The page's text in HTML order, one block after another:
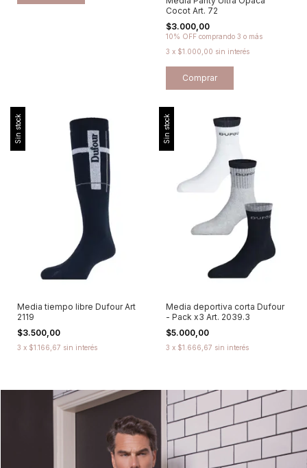
Cocot Art. 72
$3.000,00
10% OFF comprando 3 o más
3 x $1.000,00 sin interés
Comprar
Sin stock
Media tiempo libre Dufour Art
2119
$3.500,00
3 x $1.166,67 sin interés
Sin stock
Media deportiva corta Dufour
- Pack x3 Art. 2039.3
$5.000,00
3 x $1.666,67 sin interés